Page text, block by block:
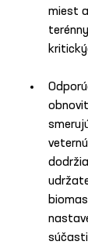
miest